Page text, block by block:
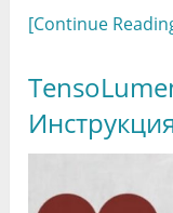
[Continue